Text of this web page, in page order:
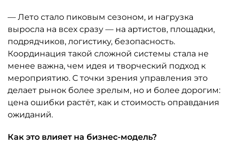
— Лето стало пиковым сезоном, и нагрузка
выросла на всех сразу — на артистов, площадки,
подрядчиков, логистику, безопасность.
Координация такой сложной системы стала не
менее важна, чем идея и творческий подход к
мероприятию. С точки зрения управления это
делает рынок более зрелым, но и более дорогим:
цена ошибки растёт, как и стоимость оправдания
ожиданий.
Как это влияет на бизнес-модель?